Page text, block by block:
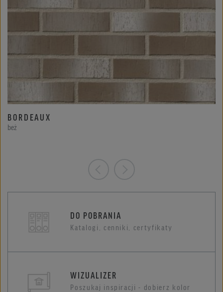
BORDEAUX
beż
DO POBRANIA
Katalogi, cenniki, certyfikaty
WIZUALIZER
Poszukaj inspiracji - dobierz kolor